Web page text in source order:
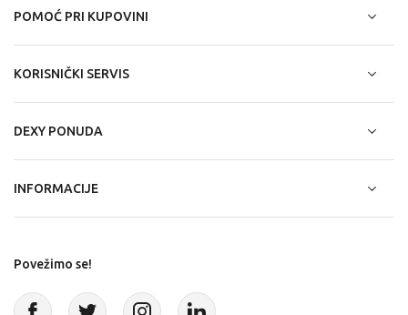
POMOĆ PRI KUPOVINI
KORISNIČKI SERVIS
DEXY PONUDA
INFORMACIJE
Povežimo se!